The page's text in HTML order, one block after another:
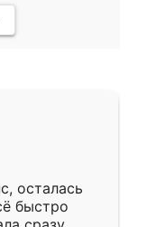
осталась
быстро